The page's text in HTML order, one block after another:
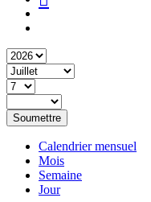
Soumettre
Calendrier mensuel
Mois
Semaine
Jour